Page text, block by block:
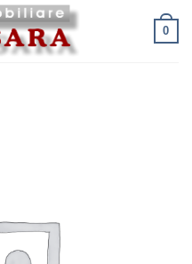
0